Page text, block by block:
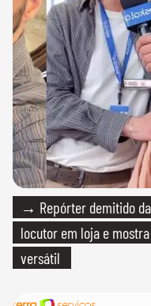
→ Repórter demitido
locutor em loja e
versátil